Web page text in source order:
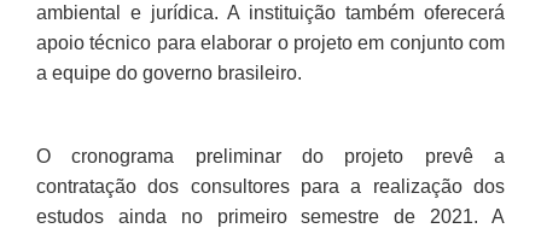
ambiental e jurídica. A instituição também oferecerá
apoio técnico para elaborar o projeto em conjunto com
a equipe do governo brasileiro.
O cronograma preliminar do projeto prevê a
contratação dos consultores para a realização dos
estudos ainda no primeiro semestre de 2021. A